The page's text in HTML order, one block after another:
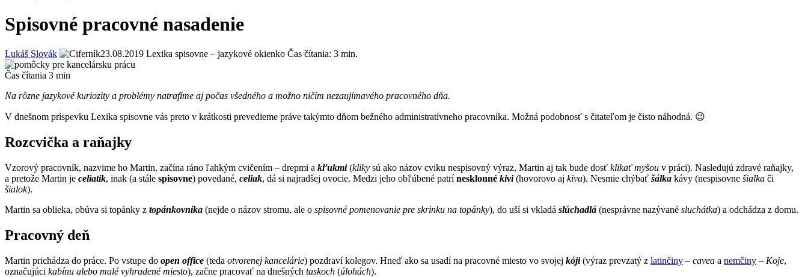
Spisovné pracovné nasadenie
Lukáš Slovák 23.08.2019 Lexika spisovne – jazykové okienko Čas čítania: 3 min.
Čas čítania 3 min
Na rôzne jazykové kuriozity a problémy natrafíme aj počas všedného a možno ničím nezaujímavého pracovného dňa.
V dnešnom príspevku Lexika spisovne vás preto v krátkosti prevedieme práve takýmto dňom bežného administratívneho pracovníka. Možná podobnosť s čitateľom je čisto náhodná. 😉
Rozcvička a raňajky
Vzorový pracovník, nazvime ho Martin, začína ráno ľahkým cvičením – drepmi a kľukmi(kliky sú ako názov cviku nespisovný výraz, Martin aj tak bude dosť klikať myšou v práci). Nasledujú zdravé raňajky,
a pretože Martin je celiatik, inak (a stále spisovne) povedané, celiak, dá si najradšej ovocie. Medzi jeho obľúbené patrínesklonné kivi(hovorovo aj kiva). Nesmie chýbať šálka kávy (nespisovne šialka či
šialok).
Martin sa oblieka, obúva si topánky z topánkovníka (nejde o názov stromu, ale o spisovné pomenovanie pre skrinku na topánky), do uší si vkladá slúchadlá (nesprávne nazývané sluchátka) a odchádza z domu.
Pracovný deň
Martin prichádza do práce. Po vstupe do open office (teda otvorenej kancelárie) pozdraví kolegov. Hneď ako sa usadí na pracovné miesto vo svojej kóji (výraz prevzatý z latinčiny – cavea a nemčiny – Koje,
označujúci kabínu alebo malé vyhradené miesto), začne pracovať na dnešných taskoch (úlohách).